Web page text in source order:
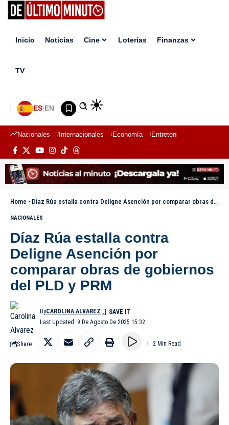
Inicio Noticias Cine Loterías Finanzas
TV
ES|EN
Nacionales Internacionales Economía Entretenimiento
Home - Díaz Rúa estalla contra Deligne Asención por comparar obras de gobiernos del PLD y PRM
NACIONALES
Díaz Rúa estalla contra
Deligne Asención por
comparar obras de gobiernos
del PLD y PRM
Last Updated: 9 De Agosto De 2025 15:32
ByCAROLINA ALVAREZ
Share 2 Min Read